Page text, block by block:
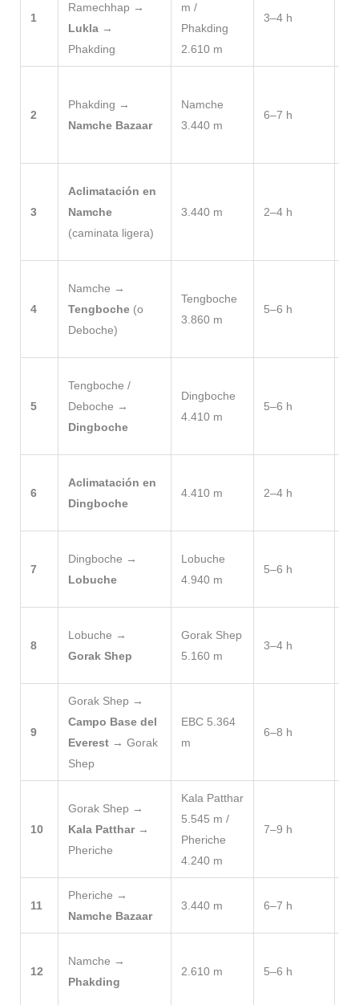
1
Ramechhap →
Lukla→
Phakding
m /
Phakding
2.610 m
3–4 h
2
Phakding →
Namche Bazaar
Namche
3.440 m
6–7 h
3
Aclimatación en
Namche
(caminata ligera)
3.440 m 2–4 h
4
Namche →
Tengboche(o
Deboche)
Tengboche
3.860 m
5–6 h
5
Tengboche /
Deboche →
Dingboche
Dingboche
4.410 m
5–6 h
6
Aclimatación en
Dingboche
4.410 m 2–4 h
7
Dingboche →
Lobuche
Lobuche
4.940 m
5–6 h
8
Lobuche →
Gorak Shep
Gorak Shep
5.160 m
3–4 h
9
Gorak Shep →
Campo Base del
Everest→ Gorak
Shep
EBC 5.364
m
6–8 h
10
Gorak Shep →
Kala Patthar→
Pheriche
Kala Patthar
5.545 m /
Pheriche
4.240 m
7–9 h
11
Pheriche →
Namche Bazaar
3.440 m 6–7 h
12
Namche →
Phakding
2.610 m 5–6 h